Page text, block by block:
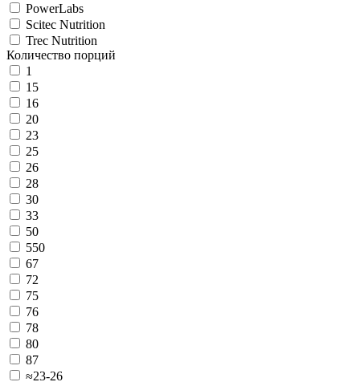
PowerLabs
Scitec Nutrition
Trec Nutrition
Количество порций
1
15
16
20
23
25
26
28
30
33
50
550
67
72
75
76
78
80
87
≈23-26